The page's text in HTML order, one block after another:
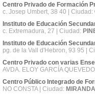
Centro Privado de Formación
c. Josep Umbert, 38 40 | Ciudad:
Instituto de Educación
c. Extremadura, 27 | Ciudad:
Instituto de Educación
pg. de la Vall d'Hebron, 93 95 |
Centro Privado con varias
AVDA. ELOY GARCÍA
Centro Público Integrado de
NO CONSTA | Ciudad: